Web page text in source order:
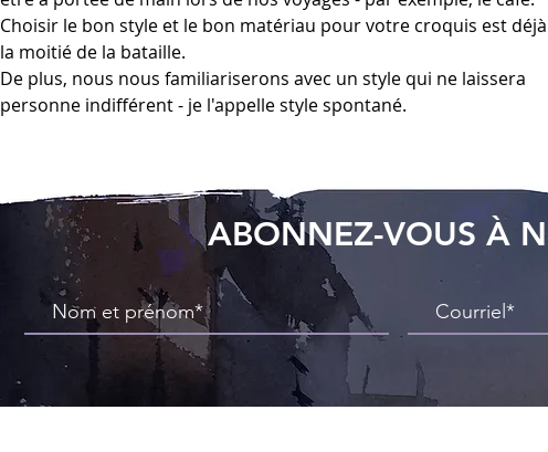
Choisir le bon style et le bon matériau pour votre croquis est déjà
la moitié de la bataille.
De plus, nous nous familiariserons avec un style qui ne laissera
personne indifférent - je l'appelle style spontané.
ABONNEZ-VOUS À